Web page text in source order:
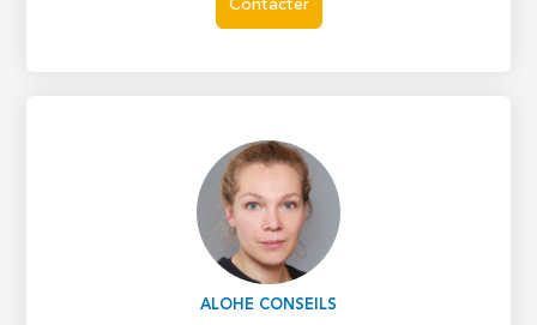
Contacter
ALOHE CONSEILS